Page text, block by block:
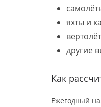
яхты и
другие
Как
Ежегодный